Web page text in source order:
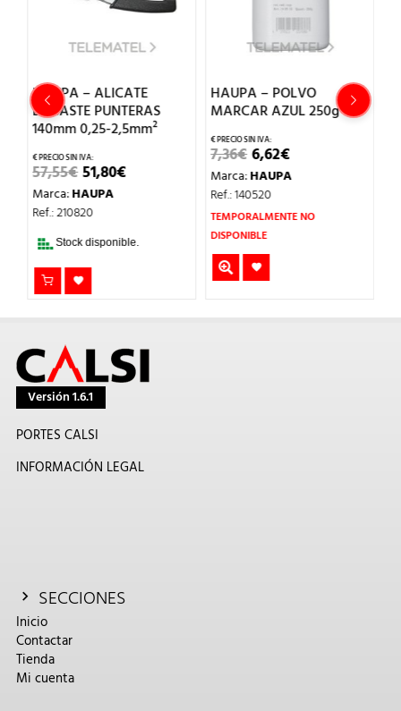
HAUPA – ALICATE
ENGASTE PUNTERAS
140mm 0,25-2,5mm²
57,55€EL
PRECIO
ORIGINAL
ERA:
51,80€EL
PRECIO
Marca:HAUPA
Ref.: 210820
Stock disponible.
HAUPA – POLVO
MARCAR AZUL 250g
7,36€EL
PRECIO
ORIGINAL
ERA:
7,36€.
6,62€EL
PRECIO
ACTUAL
6,62€.
Marca:HAUPA
Ref.: 140520
TEMPORALMENTE NO
DISPONIBLE
Versión 1.6.1
PORTES CALSI
INFORMACIÓN LEGAL
SECCIONES
Inicio
Contactar
Tienda
Mi cuenta